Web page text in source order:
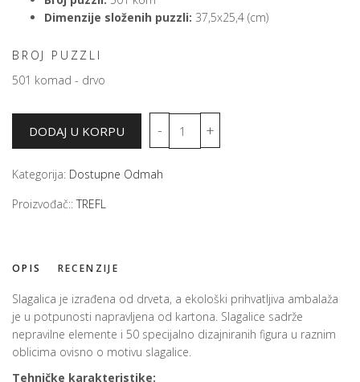
Dimenzije složenih puzzli: 37,5x25,4 (cm)
BROJ PUZZLI
501 komad - drvo
Kategorija: Dostupne Odmah
Proizvođač:: TREFL
OPIS RECENZIJE
Slagalica je izrađena od drveta, a ekološki prihvatljiva ambalaža
je u potpunosti napravljena od kartona. Slagalice sadrže
nepravilne elemente i 50 specijalno dizajniranih figura u raznim
oblicima ovisno o motivu slagalice.
Tehničke karakteristike: